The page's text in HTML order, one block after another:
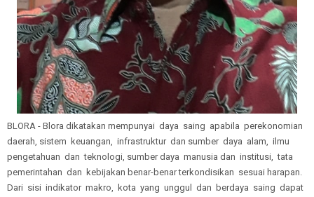
BLORA - Blora dikatakan mempunyai daya saing apabila perekonomian
daerah, sistem keuangan, infrastruktur dan sumber daya alam, ilmu
pengetahuan dan teknologi, sumber daya manusia dan institusi, tata
pemerintahan dan kebijakan benar-benar terkondisikan sesuai harapan.
Dari sisi indikator makro, kota yang unggul dan berdaya saing dapat